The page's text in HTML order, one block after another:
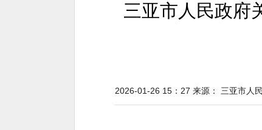
三亚市人民政府
2026-01-26 15：27 来源： 三亚市人